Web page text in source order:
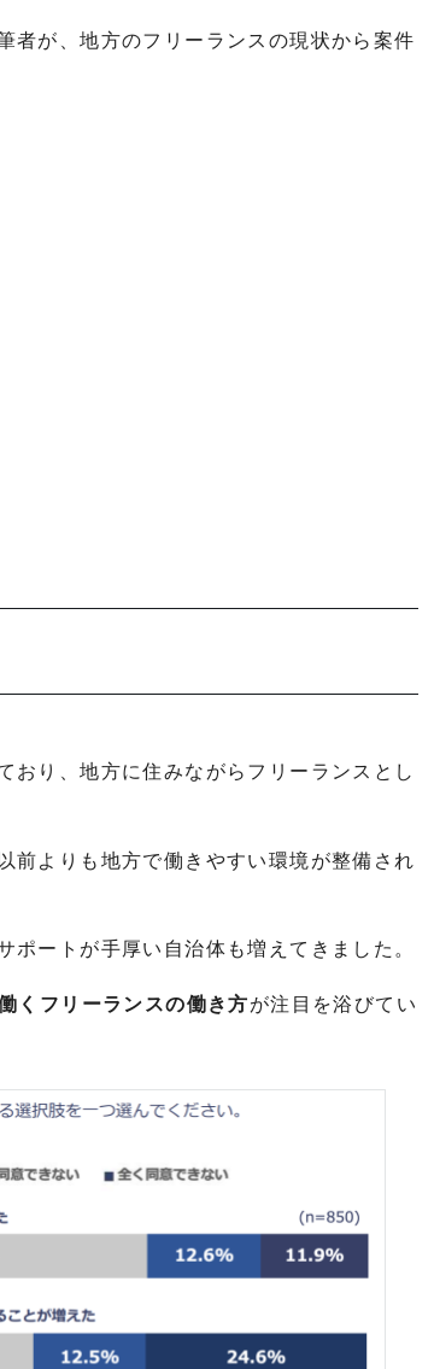
者が、地方のフリーランスの現状から案件
おり、地方に住みながらフリーランスとし
前よりも地方で働きやすい環境が整備され
ートが手厚い自治体も増えてきました。
くフリーランスの働き方が注目を浴びてい